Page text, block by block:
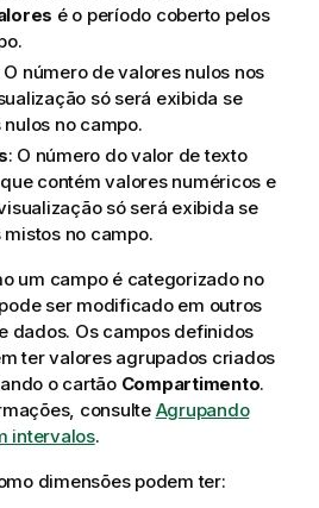
é o período coberto pelos
O número de valores nulos nos
só será exibida se
no campo.
: O número do valor de texto
contém valores numéricos e
só será exibida se
no campo.
um campo é categorizado no
pode ser modificado em outros
dados. Os campos definidos
ter valores agrupados criados
o cartão Compartimento.
consulte Agrupando
intervalos.
dimensões podem ter: